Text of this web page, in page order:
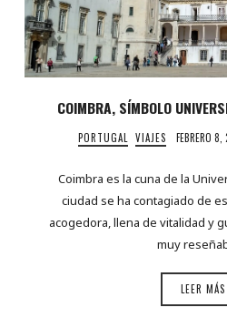
COIMBRA, SÍMBOLO
PORTUGAL VIAJES FEBRERO 8,
Coimbra es la cuna de la
ciudad se ha contagiado de
acogedora, llena de vitalidad y
muy
LEER MÁS